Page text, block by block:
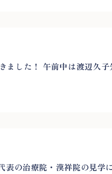
した！ 午前中は渡辺久
表の治療院・漢祥院の見